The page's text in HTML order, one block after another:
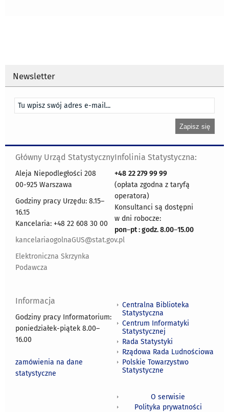
Newsletter
Główny Urząd Statystyczny
Aleja Niepodległości 208
00-925 Warszawa
Godziny pracy Urzędu: 8.15–
16.15
Kancelaria: +48 22 608 30 00
kancelariaogolnaGUS@stat.gov.pl
Elektroniczna Skrzynka
Podawcza
Infolinia Statystyczna:
+48 22 279 99 99
(opłata zgodna z taryfą
operatora)
Konsultanci są dostępni
w dni robocze:
pon–pt : godz. 8.00–15.00
Informacja
Godziny pracy Informatorium:
poniedziałek-piątek 8.00–
16.00
zamówienia na dane
statystyczne
Centralna Biblioteka
Statystyczna
Centrum Informatyki
Statystycznej
Rada Statystyki
Rządowa Rada Ludnościowa
Polskie Towarzystwo
Statystyczne
O serwisie
Polityka prywatności